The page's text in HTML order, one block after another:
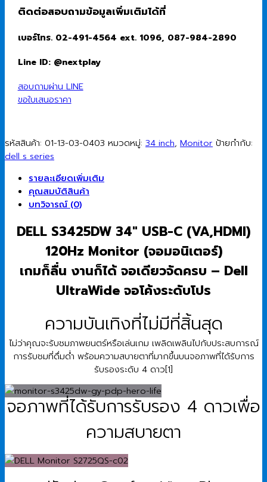
34
S3425DW
34"
HDMI)
USB-
ชิ้น
ติดต่อสอบถามข้อมูลเพิ่มเติมได้ที่
เบอร์โทร. 02-491-4564 ext. 1096, 087-984-2890
Line ID: @nextplay
สอบถามผ่าน LINE
ขอใบเสนอราคา
รหัสสินค้า: 01-13-03-0403 หมวดหมู่: 34 inch, Monitor ป้ายกำกับ:
dell s series
รายละเอียดเพิ่มเติม
คุณสมบัติสินค้า
บทวิจารณ์ (0)
DELL S3425DW 34″ USB-C (VA,HDMI)
120Hz Monitor (จอมอนิเตอร์)
เกมก็ลื่น งานก็ได้ จอเดียวจัดครบ – Dell
UltraWide จอโค้งระดับโปร
ความบันเทิงที่ไม่มีที่สิ้นสุด
ไม่ว่าคุณจะรับชมภาพยนตร์หรือเล่นเกม เพลิดเพลินไปกับประสบการณ์
การรับชมที่ดื่มด่ำ พร้อมความสบายตาที่มากขึ้นบนจอภาพที่ได้รับการ
รับรองระดับ 4 ดาว[1]
จอภาพที่ได้รับการรับรอง 4 ดาวเพื่อ
ความสบายตา